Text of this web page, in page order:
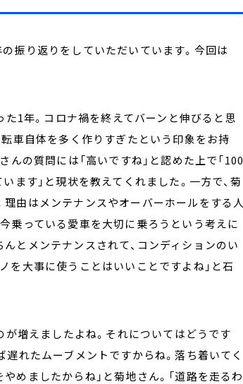
振り返りをしていただいています。今回は
1年。コロナ禍を終えてバーンと伸びると思
転車自体を多く作りすぎたという印象をお持
んの質問には「高いですね」と認めた上で「100
す」と現状を教えてくれました。一方で、菊
由はメンテナンスやオーバーホールをする人
乗っている愛車を大切に乗ろうという考えに
とメンテナンスされて、コンディションのい
を大事に使うことはいいことですよね」と石
増えましたよね。それについてはどうです
遅れたムーブメントですからね。落ち着いてく
めましたからね」と菊地さん。「道路を走るわ